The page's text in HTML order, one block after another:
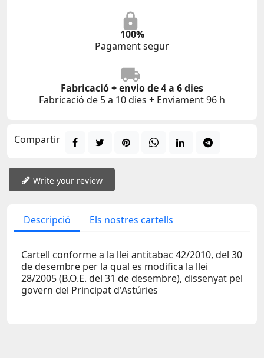
100%
Pagament segur
Fabricació + envio de 4 a 6 dies
Fabricació de 5 a 10 dies + Enviament 96 h
Compartir
Write your review
Descripció Els nostres cartells
Cartell conforme a la llei antitabac 42/2010, del 30
de desembre per la qual es modifica la llei
28/2005 (B.O.E. del 31 de desembre), dissenyat pel
govern del Principat d'Astúries